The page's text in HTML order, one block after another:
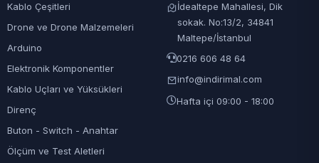
Kablo Çeşitleri
Drone ve Drone Malzemeleri
Arduino
Elektronik Komponentler
Kablo Uçları ve Yüksükleri
Direnç
Buton - Switch - Anahtar
Ölçüm ve Test Aletleri
İdealtepe Mahallesi, Dik
sokak. No:13/2, 34841
Maltepe/İstanbul
0216 606 48 64
info@indirimal.com
Hafta içi 09:00 - 18:00